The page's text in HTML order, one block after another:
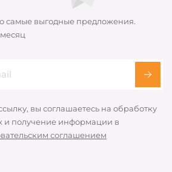
самые выгодные предложения.
вы соглашаетесь на обработку
и получение информации в
соглашением